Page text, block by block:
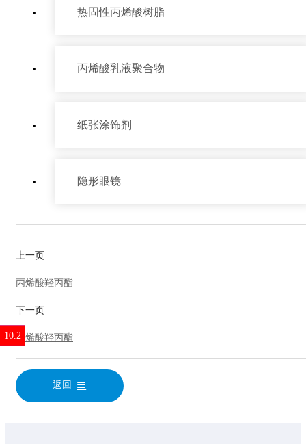
1.2
热固性丙烯酸树脂
2.1
丙烯酸乳液聚合物
5.2
纸张涂饰剂
10.2
隐形眼镜
上一页
丙烯酸羟丙酯
下一页
丙烯酸羟丙酯
返回